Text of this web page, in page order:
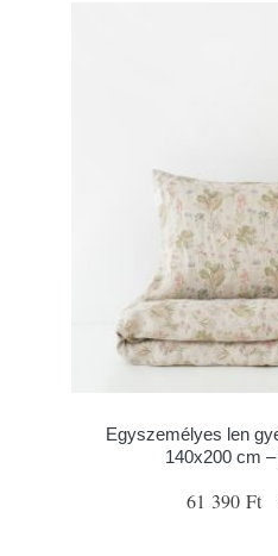
Egyszemélyes len
140x200 cm
61 390 Ft